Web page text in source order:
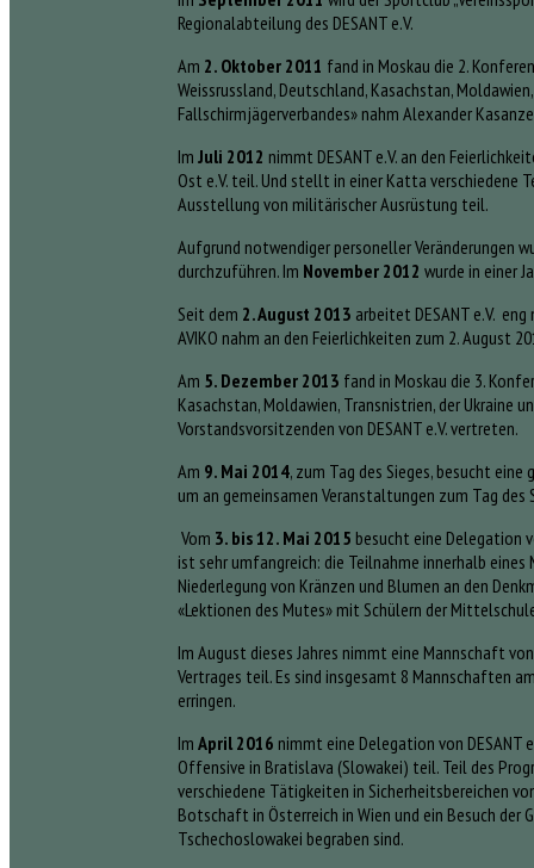
Regionalabteilung des DESANT e.V.
Am 2. Oktober 2011 fand in Moskau die 2.
Weissrussland, Deutschland, Kasachstan,
Fallschirmjägerverbandes» nahm Alexander
ImJuli 2012 nimmt DESANT e.V. an den
Ost e.V. teil. Und stellt in einer Katta verschiedene
Ausstellung von militärischer Ausrüstung teil.
Aufgrund notwendiger personeller Veränderungen
durchzuführen. Im November 2012 wurde in einer
Seit dem 2. August 2013 arbeitet DESANT e.V.
AVIKO nahm an den Feierlichkeiten zum 2. August
Am 5. Dezember 2013 fand in Moskau die 3.
Kasachstan, Moldawien, Transnistrien, der Ukraine
Vorstandsvorsitzenden von DESANT e.V. vertreten.
Am 9. Mai 2014, zum Tag des Sieges, besucht
um an gemeinsamen Veranstaltungen zum Tag
Vom 3. bis 12. Mai 2015 besucht eine Delegation
ist sehr umfangreich: die Teilnahme innerhalb eines
Niederlegung von Kränzen und Blumen an den
«Lektionen des Mutes» mit Schülern der
Im August dieses Jahres nimmt eine Mannschaft
Vertrages teil. Es sind insgesamt 8 Mannschaften
erringen.
ImApril 2016 nimmt eine Delegation von DESANT
Offensive in Bratislava (Slowakei) teil. Teil des
verschiedene Tätigkeiten in Sicherheitsbereichen
Botschaft in Österreich in Wien und ein Besuch
Tschechoslowakei begraben sind.